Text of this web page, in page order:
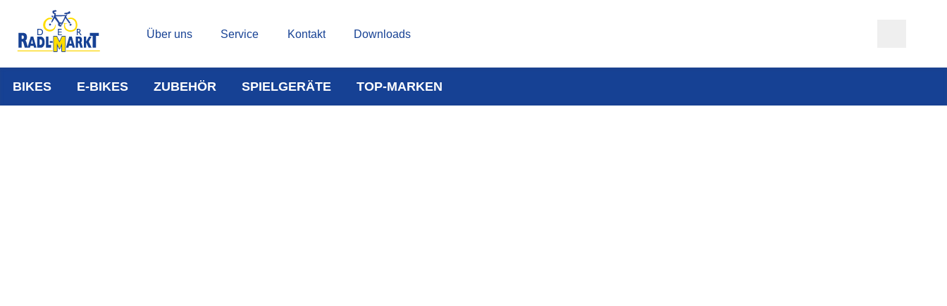
Über uns Service Kontakt Downloads
BIKES E-BIKES ZUBEHÖR SPIELGERÄTE TOP-MARKEN